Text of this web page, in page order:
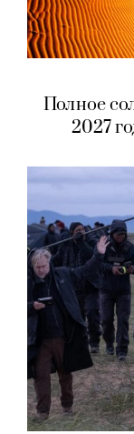
Полное
2027